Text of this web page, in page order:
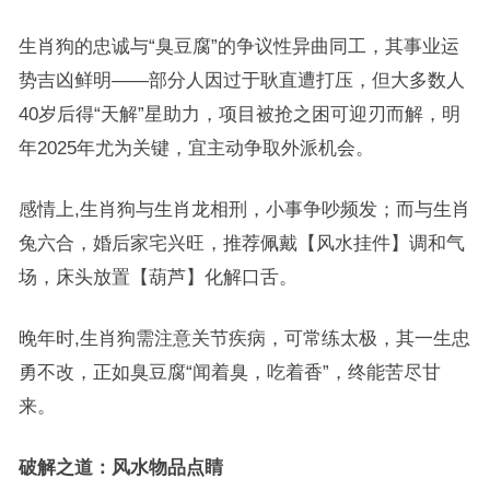
生肖狗的忠诚与“臭豆腐”的争议性异曲同工，其事业运
势吉凶鲜明——部分人因过于耿直遭打压，但大多数人
40岁后得“天解”星助力，项目被抢之困可迎刃而解，明
年2025年尤为关键，宜主动争取外派机会。
感情上,生肖狗与生肖龙相刑，小事争吵频发；而与生肖
兔六合，婚后家宅兴旺，推荐佩戴【风水挂件】调和气
场，床头放置【葫芦】化解口舌。
晚年时,生肖狗需注意关节疾病，可常练太极，其一生忠
勇不改，正如臭豆腐“闻着臭，吃着香”，终能苦尽甘
来。
破解之道：风水物品点睛